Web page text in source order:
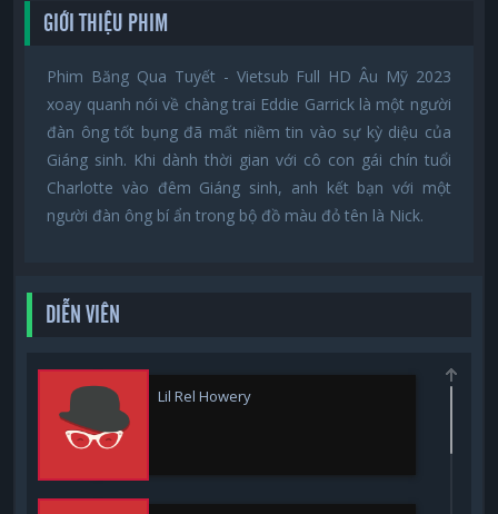
GIỚI THIỆU PHIM
Phim Băng Qua Tuyết - Vietsub Full HD Âu Mỹ 2023
xoay quanh nói về chàng trai Eddie Garrick là một người
đàn ông tốt bụng đã mất niềm tin vào sự kỳ diệu của
Giáng sinh. Khi dành thời gian với cô con gái chín tuổi
Charlotte vào đêm Giáng sinh, anh kết bạn với một
người đàn ông bí ẩn trong bộ đồ màu đỏ tên là Nick.
DIỄN VIÊN
Lil Rel Howery